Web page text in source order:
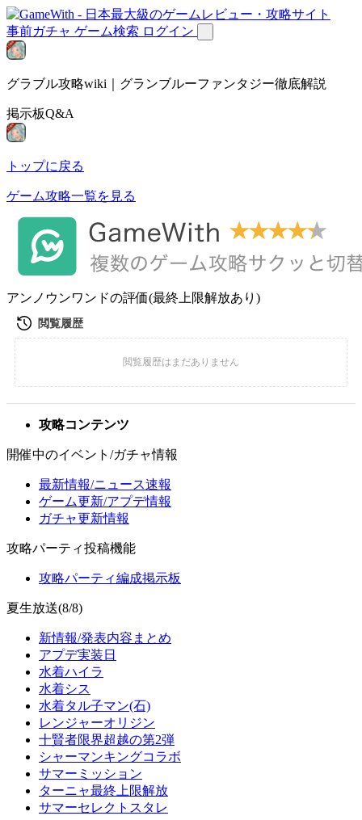
事前ガチャ ゲーム検索 ログイン
グラブル攻略wiki｜グランブルーファンタジー徹底解説
掲示板Q&A
トップに戻る
ゲーム攻略一覧を見る
アンノウンワンドの評価(最終上限解放あり)
攻略コンテンツ
開催中のイベント/ガチャ情報
最新情報/ニュース速報
ゲーム更新/アプデ情報
ガチャ更新情報
攻略パーティ投稿機能
攻略パーティ編成掲示板
夏生放送(8/8)
新情報/発表内容まとめ
アプデ実装日
水着ハイラ
水着シス
水着タル子マン(石)
レンジャーオリジン
十賢者限界超越の第2弾
シャーマンキングコラボ
サマーミッション
ターニャ最終上限解放
サマーセレクトスタレ